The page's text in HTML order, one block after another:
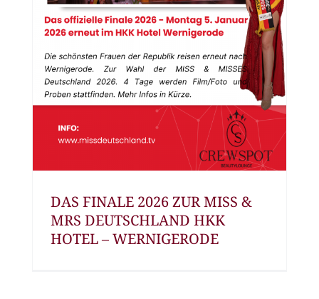
DAS FINALE 2026 ZUR MISS &
MRS DEUTSCHLAND HKK
HOTEL – WERNIGERODE